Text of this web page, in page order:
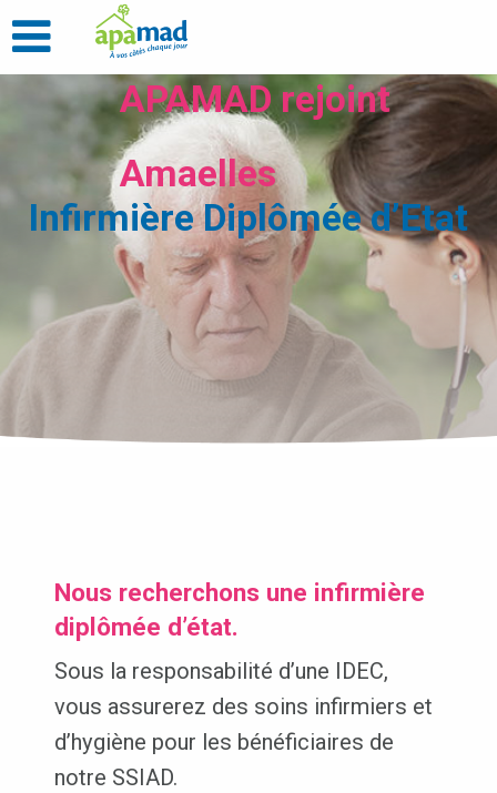
APAMAD rejoint
Amaelles
Infirmière Diplômée d’Etat
Nous recherchons une infirmière
diplômée d’état.
Sous la responsabilité d’une IDEC,
vous assurerez des soins infirmiers et
d’hygiène pour les bénéficiaires de
notre SSIAD.